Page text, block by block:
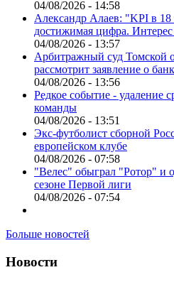
04/08/2026 - 14:58
Александр Алаев: "KPI в 18
достижимая цифра.
04/08/2026 - 13:57
Арбитражный суд Томской
рассмотрит заявление о
04/08/2026 - 13:56
Редкое событие - удаление
команды
04/08/2026 - 13:51
Экс-футболист сборной
европейском клубе
04/08/2026 - 07:58
"Велес" обыграл "Ротор" и
сезоне Первой лиги
04/08/2026 - 07:54
Больше новостей
Новости